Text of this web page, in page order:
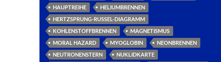
HAUPTREIHE
HELIUMBRENNEN
HERTZSPRUNG-RUSSEL-DIAGRAMM
KOHLENSTOFFBRENNEN
MAGNETISMUS
MORAL HAZARD
MYOGLOBIN
NEONBRENNEN
NEUTRONENSTERN
NUKLIDKARTE